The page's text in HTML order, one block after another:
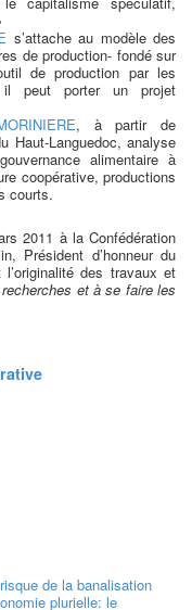
s’attache au modèle des
de production- fondé sur
de production par les
peut porter un projet
, à partir de
Haut-Languedoc, analyse
alimentaire à
coopérative, productions
courts.
2011 à la Confédération
Président d’honneur du
des travaux et
et à se faire les
de la banalisation
plurielle: le